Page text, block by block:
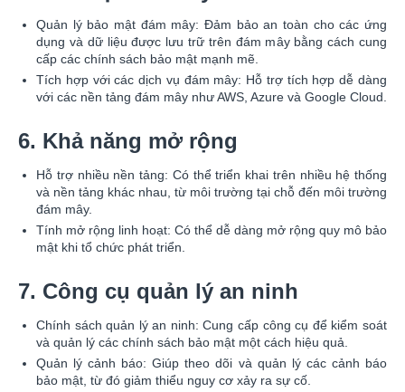
Quản lý bảo mật đám mây: Đảm bảo an toàn cho các ứng
dụng và dữ liệu được lưu trữ trên đám mây bằng cách cung
cấp các chính sách bảo mật mạnh mẽ.
Tích hợp với các dịch vụ đám mây: Hỗ trợ tích hợp dễ dàng
với các nền tảng đám mây như AWS, Azure và Google Cloud.
6. Khả năng mở rộng
Hỗ trợ nhiều nền tảng: Có thể triển khai trên nhiều hệ thống
và nền tảng khác nhau, từ môi trường tại chỗ đến môi trường
đám mây.
Tính mở rộng linh hoạt: Có thể dễ dàng mở rộng quy mô bảo
mật khi tổ chức phát triển.
7. Công cụ quản lý an ninh
Chính sách quản lý an ninh: Cung cấp công cụ để kiểm soát
và quản lý các chính sách bảo mật một cách hiệu quả.
Quản lý cảnh báo: Giúp theo dõi và quản lý các cảnh báo
bảo mật, từ đó giảm thiểu nguy cơ xảy ra sự cố.